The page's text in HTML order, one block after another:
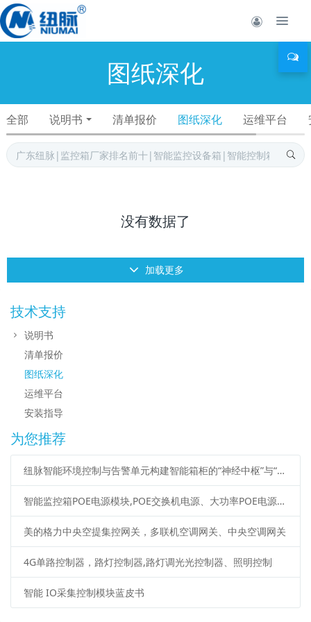
图纸深化
全部 说明书 清单报价 图纸深化 运维平台
没有数据了
加载更多
技术支持
说明书
清单报价
图纸深化
运维平台
安装指导
为您推荐
纽脉智能环境控制与告警单元构建智能箱柜的“神经中枢”与“智慧管家”
智能监控箱POE电源模块,POE交换机电源、大功率POE电源说明书
美的格力中央空提集控网关，多联机空调网关、中央空调网关
4G单路控制器，路灯控制器,路灯调光光控制器、照明控制
智能 IO采集控制模块蓝皮书